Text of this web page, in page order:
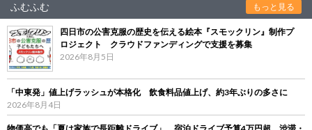
ふむふむ もっと見る
四日市の公害克服の歴史を伝える絵本『スモックリン』制作プ
ロジェクト クラウドファンディングで支援を募集
2026年8月5日
「中東発」値上げラッシュが本格化 飲食料品値上げ、約3年ぶりの多さに
2026年8月4日